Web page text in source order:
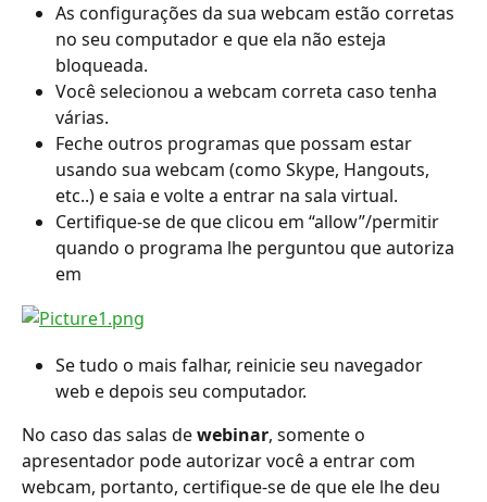
As configurações da sua webcam estão corretas
no seu computador e que ela não esteja
bloqueada.
Você selecionou a webcam correta caso tenha
várias.
Feche outros programas que possam estar
usando sua webcam (como Skype, Hangouts,
etc..) e saia e volte a entrar na sala virtual.
Certifique-se de que clicou em “allow”/permitir
quando o programa lhe perguntou que autoriza
em
Se tudo o mais falhar, reinicie seu navegador
web e depois seu computador.
No caso das salas de webinar, somente o
apresentador pode autorizar você a entrar com
webcam, portanto, certifique-se de que ele lhe deu